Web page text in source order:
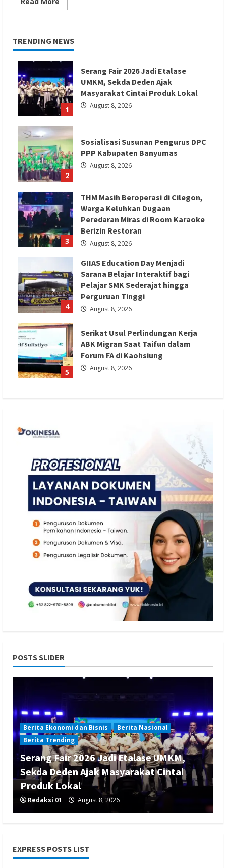
more
Batasi
Smelter,
1
Tahun
Bukan
Solusi
TRENDING NEWS
1
Serang Fair 2026 Jadi Etalase
UMKM, Sekda Deden Ajak
Masyarakat Cintai Produk Lokal
August 8, 2026
2
Sosialisasi Susunan Pengurus DPC
PPP Kabupaten Banyumas
August 8, 2026
3
THM Masih Beroperasi di Cilegon,
Warga Keluhkan Dugaan
Peredaran Miras di Room Karaoke
Berizin Restoran
August 8, 2026
4
GIIAS Education Day Menjadi
Sarana Belajar Interaktif bagi
Pelajar SMK Sederajat hingga
Perguruan Tinggi
August 8, 2026
5
Serikat Usul Perlindungan Kerja
ABK Migran Saat Taifun dalam
Forum FA di Kaohsiung
August 8, 2026
POSTS SLIDER
Berita Ekonomi dan Bisnis
Berita Nasional
Berita Trending
Serang Fair 2026 Jadi Etalase UMKM,
Sekda Deden Ajak Masyarakat Cintai
Produk Lokal
Redaksi 01 August 8, 2026
EXPRESS POSTS LIST